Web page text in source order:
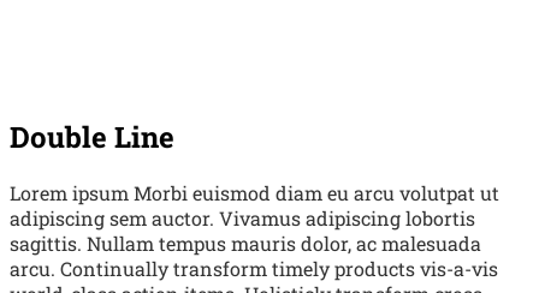
Double Line
Lorem ipsum Morbi euismod diam eu arcu volutpat ut
adipiscing sem auctor. Vivamus adipiscing lobortis
sagittis. Nullam tempus mauris dolor, ac malesuada
arcu. Continually transform timely products vis-a-vis